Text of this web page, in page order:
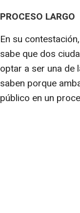
PROCESO LARGO
En su
sabe que dos
optar a ser una de
saben porque
público en un